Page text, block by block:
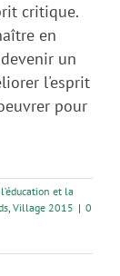
critique.
en
un
l'esprit
pour
et la
, Village 2015 | 0